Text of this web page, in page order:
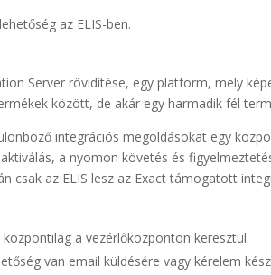
az ELIS-ben.
Server rövidítése, egy platform, mely
között, de akár egy harmadik fél
integrációs megoldásokat egy
a nyomon követés és
csak az ELIS lesz az Exact támogatott
a vezérlőközponton keresztül.
van email küldésére vagy kérelem